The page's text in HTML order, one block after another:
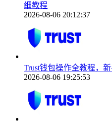
细教程
2026-08-06 20:12:37
Trust钱包操作全教程，
2026-08-06 19:25:53